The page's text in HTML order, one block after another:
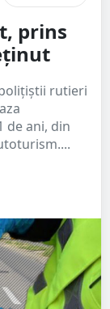
prins
rutieri
de ani, din